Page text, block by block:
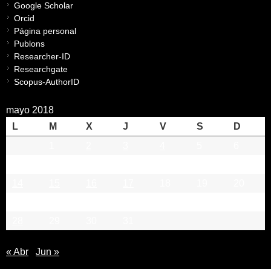
Google Scholar
Orcid
Página personal
Publons
Researcher-ID
Researchgate
Scopus-AuthorID
mayo 2018
L
M X J V S
D
« Abr Jun »